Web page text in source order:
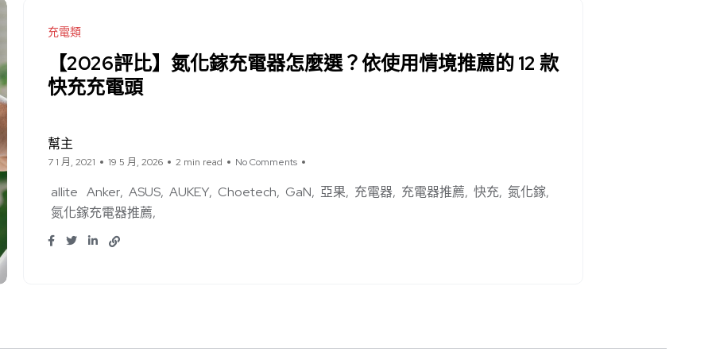
充電類
【2026評比】氮化鎵充電器怎麼選？依使用情境推薦的 12 款
快充充電頭
幫主
7 1 月, 2021 19 5 月, 2026 2 min read No Comments
allite Anker ASUS AUKEY Choetech GaN 亞果 充電器 充電器推薦 快充 氮化鎵
氮化鎵充電器推薦